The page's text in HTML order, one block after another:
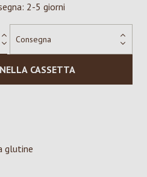
2-5 giorni
CASSETTA
glutine